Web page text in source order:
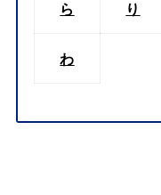
ら り
わ